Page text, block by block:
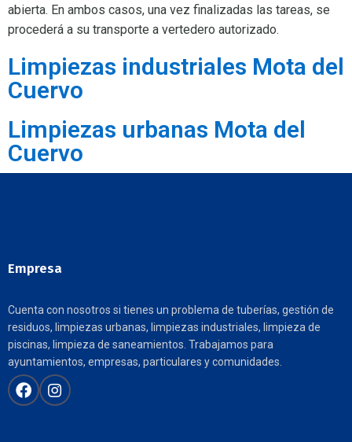
abierta. En ambos casos, una vez finalizadas las tareas, se
procederá a su transporte a vertedero autorizado.
Limpiezas industriales Mota del
Cuervo
Limpiezas urbanas Mota del
Cuervo
Empresa
Cuenta con nosotros si tienes un problema de tuberías, gestión de
residuos, limpiezas urbanas, limpiezas industriales, limpieza de
piscinas, limpieza de saneamientos. Trabajamos para
ayuntamientos, empresas, particulares y comunidades.